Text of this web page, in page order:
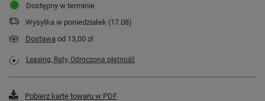
Dostępny w terminie
Wysyłka w poniedziałek (17.08)
Dostawa od 13,00 zł
Leasing, Raty, Odroczona płatność
Pobierz kartę towaru w PDF